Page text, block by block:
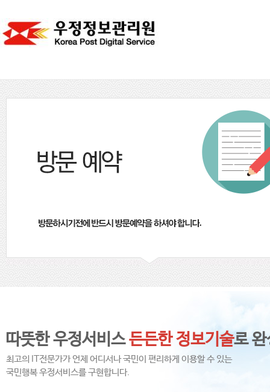
따뜻한 우정서비스든든한 정보기술로
최고의 IT전문가가 언제 어디서나 국민이 편리하게 이용할 수 있는
국민행복 우정서비스를 구현합니다.